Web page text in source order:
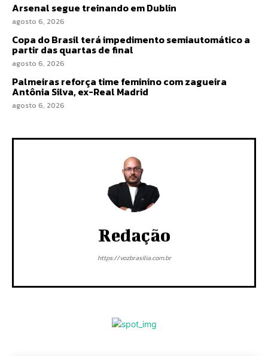
Arsenal segue treinando em Dublin
agosto 6, 2026
Copa do Brasil terá impedimento semiautomático a
partir das quartas de final
agosto 6, 2026
Palmeiras reforça time feminino com zagueira
Antônia Silva, ex-Real Madrid
agosto 6, 2026
Redação
https://vozbrasilia.com.br